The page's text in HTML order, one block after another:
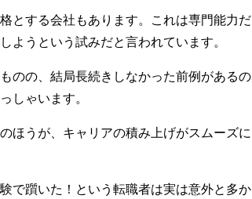
とする会社もあります。これは専門能力だ
うという試みだと言われています。
のの、結局長続きしなかった前例があるの
しゃいます。
ほうが、キャリアの積み上げがスムーズに
で躓いた！という転職者は実は意外と多か